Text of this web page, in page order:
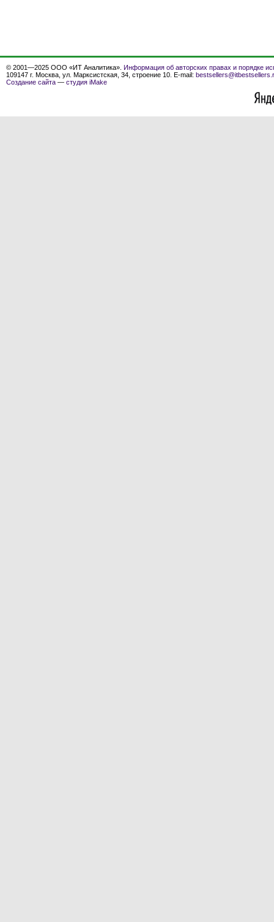
© 2001—2025 ООО «ИТ Аналитика». Информация об авторских правах и порядке
109147 г. Москва, ул. Марксистская, 34, строение 10. E-mail:
Создание сайта — студия iMake